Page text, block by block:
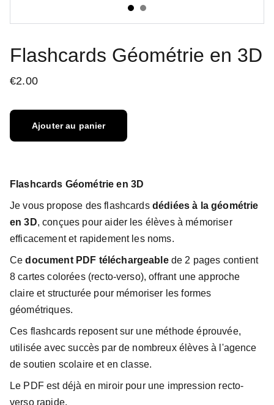
Flashcards Géométrie en 3D
€2.00
Ajouter au panier
Flashcards Géométrie en 3D
Je vous propose des flashcards dédiées à la géométrie
en 3D, conçues pour aider les élèves à mémoriser
efficacement et rapidement les noms.
Cedocument PDF téléchargeablede 2 pages contient
8 cartes colorées (recto-verso), offrant une approche
claire et structurée pour mémoriser les formes
géométriques.
Ces flashcards reposent sur une méthode éprouvée,
utilisée avec succès par de nombreux élèves à l'agence
de soutien scolaire et en classe.
Le PDF est déjà en miroir pour une impression recto-
verso rapide.